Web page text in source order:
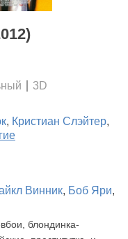
3D
, Кристиан Слэйтер,
Винник, Боб Яри,
блондинка-